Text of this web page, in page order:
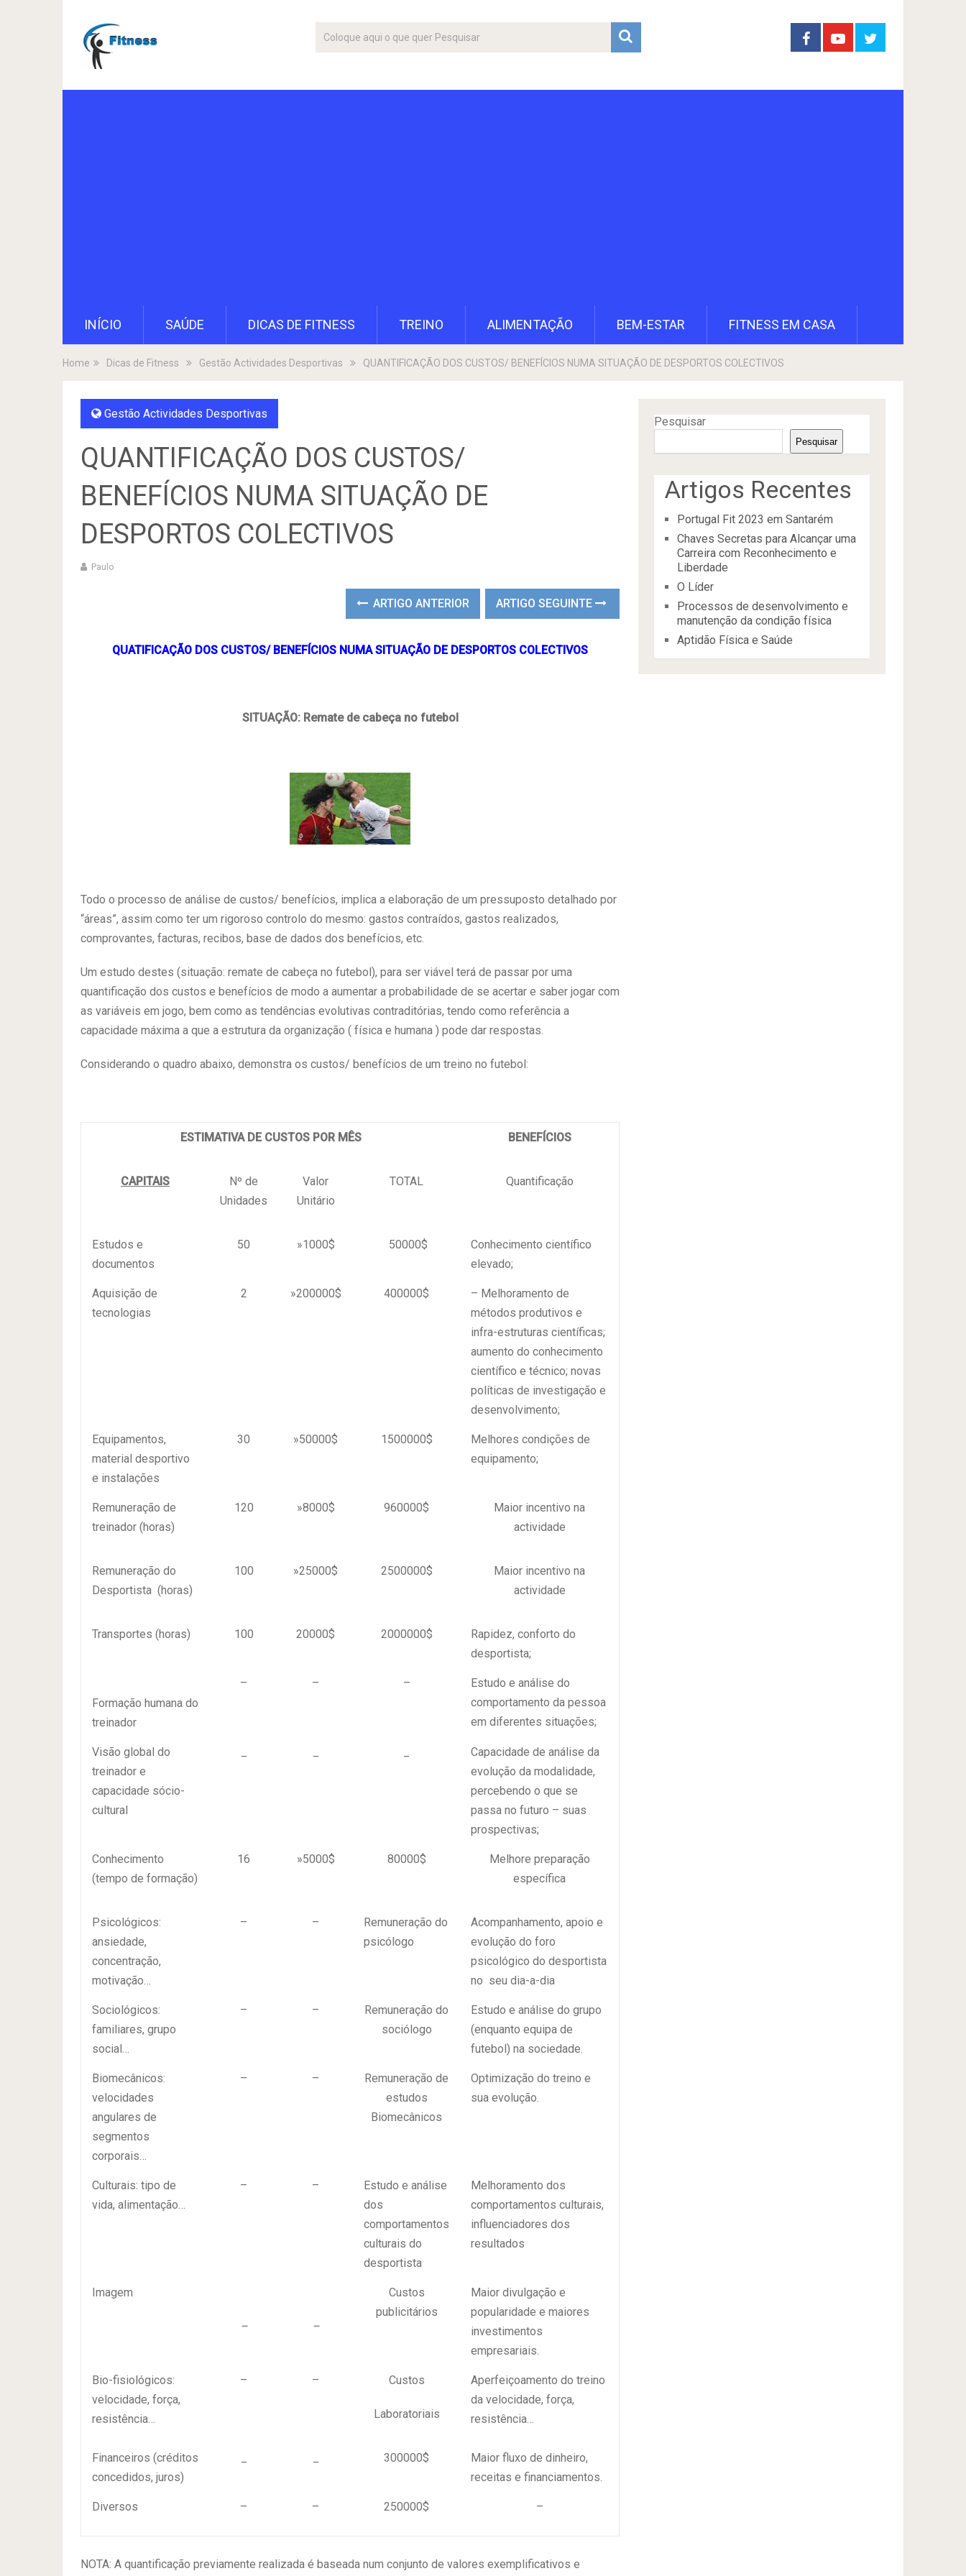
INÍCIO SAÚDE DICAS DE FITNESS TREINO ALIMENTAÇÃO BEM-ESTAR FITNESS EM CASA
Home Dicas de Fitness Gestão Actividades Desportivas QUANTIFICAÇÃO DOS CUSTOS/ BENEFÍCIOS NUMA SITUAÇÃO DE DESPORTOS COLECTIVOS
Gestão Actividades Desportivas
QUANTIFICAÇÃO DOS CUSTOS/
BENEFÍCIOS NUMA SITUAÇÃO DE
DESPORTOS COLECTIVOS
Paulo
ARTIGO ANTERIOR ARTIGO SEGUINTE
QUATIFICAÇÃO DOS CUSTOS/ BENEFÍCIOS NUMA SITUAÇÃO DE DESPORTOS COLECTIVOS
SITUAÇÃO: Remate de cabeça no futebol
Todo o processo de análise de custos/ benefícios, implica a elaboração de um pressuposto detalhado por
“áreas”, assim como ter um rigoroso controlo do mesmo: gastos contraídos, gastos realizados,
comprovantes, facturas, recibos, base de dados dos benefícios, etc.
Um estudo destes (situação: remate de cabeça no futebol), para ser viável terá de passar por uma
quantificação dos custos e benefícios de modo a aumentar a probabilidade de se acertar e saber jogar com
as variáveis em jogo, bem como as tendências evolutivas contraditórias, tendo como referência a
capacidade máxima a que a estrutura da organização ( física e humana ) pode dar respostas.
Considerando o quadro abaixo, demonstra os custos/ benefícios de um treino no futebol:
ESTIMATIVA DE CUSTOS POR MÊS BENEFÍCIOS
CAPITAIS
Nº de
Unidades
Valor
Unitário
TOTAL Quantificação
Estudos e
documentos
50 »1000$ 50000$
Conhecimento científico
elevado;
Aquisição de
tecnologias
2 »200000$ 400000$
– Melhoramento de
métodos produtivos e
infra-estruturas científicas;
aumento do conhecimento
científico e técnico; novas
políticas de investigação e
desenvolvimento;
Equipamentos,
material desportivo
e instalações
30 »50000$ 1500000$
Melhores condições de
equipamento;
Remuneração de
treinador (horas)
120 »8000$ 960000$
Maior incentivo na
actividade
Remuneração do
Desportista (horas)
100 »25000$ 2500000$
Maior incentivo na
actividade
Transportes (horas) 100 20000$ 2000000$
Rapidez, conforto do
desportista;
Formação humana do
treinador
– – –
Estudo e análise do
comportamento da pessoa
em diferentes situações;
Visão global do
treinador e
capacidade sócio-
cultural
Capacidade de análise da
evolução da modalidade,
percebendo o que se
passa no futuro – suas
prospectivas;
Conhecimento
(tempo de formação)
16 »5000$ 80000$
Melhore preparação
específica
Psicológicos:
ansiedade,
concentração,
motivação…
– –
Remuneração do
psicólogo
Acompanhamento, apoio e
evolução do foro
psicológico do desportista
no seu dia-a-dia
Sociológicos:
familiares, grupo
social…
– –
Remuneração do
sociólogo
Estudo e análise do grupo
(enquanto equipa de
futebol) na sociedade.
Biomecânicos:
velocidades
angulares de
segmentos
corporais…
– –
Remuneração de
estudos
Biomecânicos
Optimização do treino e
sua evolução.
Culturais: tipo de
vida, alimentação…
– –
Estudo e análise
dos
comportamentos
culturais do
desportista
Melhoramento dos
comportamentos culturais,
influenciadores dos
resultados
Imagem
– –
Custos
publicitários
Maior divulgação e
popularidade e maiores
investimentos
empresariais.
Bio-fisiológicos:
velocidade, força,
resistência…
– – Custos
Laboratoriais
Aperfeiçoamento do treino
da velocidade, força,
resistência…
Financeiros (créditos
concedidos, juros)
300000$
Maior fluxo de dinheiro,
receitas e financiamentos.
Diversos – – 250000$ –
NOTA: A quantificação previamente realizada é baseada num conjunto de valores exemplificativos e
Pesquisar
Pesquisar
Artigos Recentes
Portugal Fit 2023 em Santarém
Chaves Secretas para Alcançar uma
Carreira com Reconhecimento e
Liberdade
O Líder
Processos de desenvolvimento e
manutenção da condição física
Aptidão Física e Saúde